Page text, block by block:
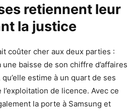
retiennent leur
la justice
coûter cher aux deux parties :
baisse de son chiffre d’affaires
estime à un quart de ses
de licence. Avec ce
la porte à Samsung et